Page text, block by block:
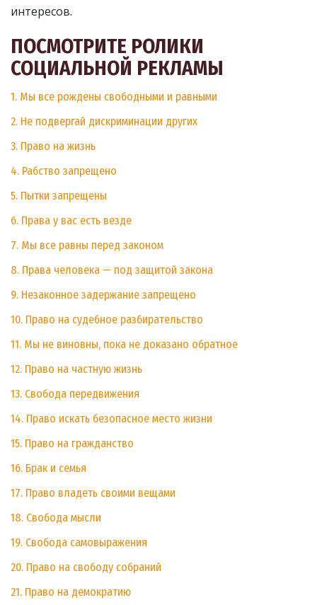
интересов.
ПОСМОТРИТЕ РОЛИКИ
СОЦИАЛЬНОЙ РЕКЛАМЫ
1. Мы все рождены свободными и равными
2. Не подвергай дискриминации других
3. Право на жизнь
4. Рабство запрещено
5. Пытки запрещены
6. Права у вас есть везде
7. Мы все равны перед законом
8. Права человека — под защитой закона
9. Незаконное задержание запрещено
10. Право на судебное разбирательство
11. Мы не виновны, пока не доказано обратное
12. Право на частную жизнь
13. Свобода передвижения
14. Право искать безопасное место жизни
15. Право на гражданство
16. Брак и семья
17. Право владеть своими вещами
18. Свобода мысли
19. Свобода самовыражения
20. Право на свободу собраний
21. Право на демократию